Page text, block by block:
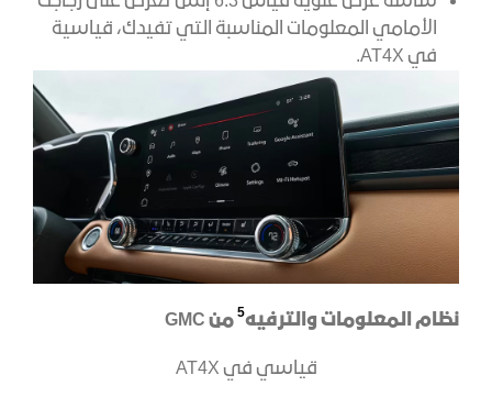
الأمامي المعلومات المناسبة التي تفيدك، قياسية
في AT4X.
نظام المعلومات والترفيه5من GMC
قياسي في AT4X